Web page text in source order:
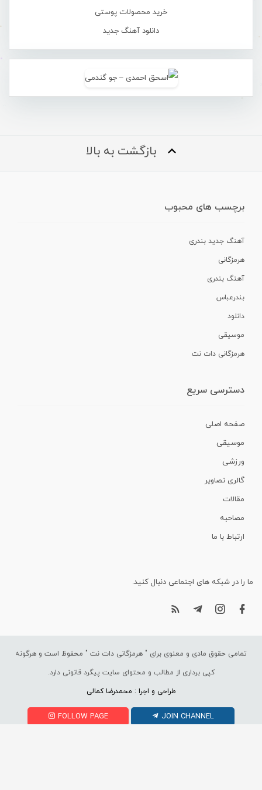
خرید محصولات پوستی
دانلود آهنگ جدید
بازگشت به بالا
برچسب های محبوب
آهنگ جدید بندری
هرمزگانی
آهنگ بندری
بندرعباس
دانلود
موسیقی
هرمزگانی دات نت
دسترسی سریع
صفحه اصلی
موسیقی
ورزشی
گالری تصاویر
مقالات
مصاحبه
ارتباط با ما
ما را در شبکه های اجتماعی دنبال کنید.
تمامی حقوق مادی و معنوی برای " هرمزگانی دات نت " محفوظ است و هرگونه
کپی برداری از مطالب و محتوای سایت پیگرد قانونی دارد.
طراحی و اجرا : محمدرضا کمالی
FOLLOW PAGE JOIN CHANNEL